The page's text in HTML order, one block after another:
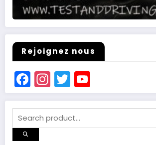
Rejoignez nous
Facebook
Instagram
Twitter
Channel